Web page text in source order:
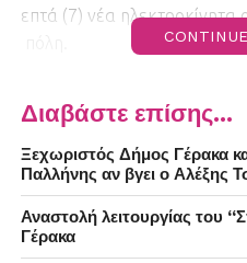
επτά (7) νέα ηλεκτροκίνητα
ηλεκτροκίνητα μηχανήματα
πλαίσιο του προγράμματος
προϋπολογισμού 1.512.800
Η νέα αυτή προμήθεια
Παλλήνης, με οχήματα
Διαβάστε επίσης...
Ξεχωριστός Δήμος Γέρακα
Παλλήνης αν βγει ο Αλέξης
Αναστολή λειτουργίας του
Γέρακα